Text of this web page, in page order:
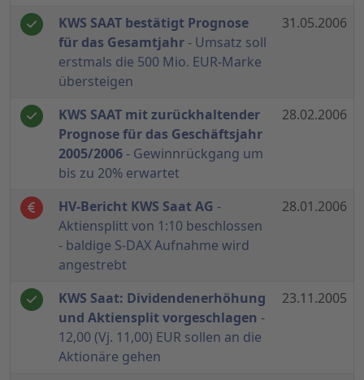
KWS SAAT bestätigt Prognose
für das Gesamtjahr - Umsatz soll
erstmals die 500 Mio. EUR-Marke
übersteigen
31.05.2006
KWS SAAT mit zurückhaltender
Prognose für das Geschäftsjahr
2005/2006- Gewinnrückgang um
bis zu 20% erwartet
28.02.2006
HV-Bericht KWS Saat AG -
Aktiensplitt von 1:10 beschlossen
- baldige S-DAX Aufnahme wird
angestrebt
28.01.2006
KWS Saat: Dividendenerhöhung
und Aktiensplit vorgeschlagen -
12,00 (Vj. 11,00) EUR sollen an die
Aktionäre gehen
23.11.2005